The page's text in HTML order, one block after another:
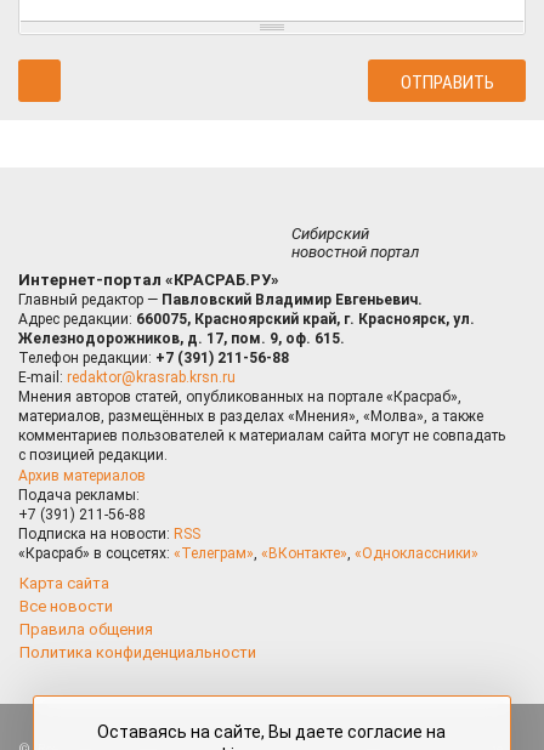
Сибирский
новостной портал
Интернет-портал «КРАСРАБ.РУ»
Главный редактор — Павловский Владимир Евгеньевич.
Адрес редакции: 660075, Красноярский край, г. Красноярск, ул.
Железнодорожников, д. 17, пом. 9, оф. 615.
Телефон редакции: +7 (391) 211-56-88
E-mail: redaktor@krasrab.krsn.ru
Мнения авторов статей, опубликованных на портале «Красраб»,
материалов, размещённых в разделах «Мнения», «Молва», а также
комментариев пользователей к материалам сайта могут не совпадать
с позицией редакции.
Архив материалов
Подача рекламы:
+7 (391) 211-56-88
Подписка на новости: RSS
«Красраб» в соцсетях: «Телеграм», «ВКонтакте», «Одноклассники»
Карта сайта
Все новости
Правила общения
Политика конфиденциальности
Оставаясь на сайте, Вы даете согласие на